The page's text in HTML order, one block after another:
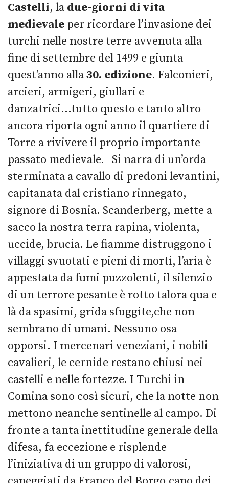
Castelli, la due-giorni di vita
medievale per ricordare l’invasione dei
turchi nelle nostre terre avvenuta alla
fine di settembre del 1499 e giunta
quest’anno alla30. edizione. Falconieri,
arcieri, armigeri, giullari e
danzatrici...tutto questo e tanto altro
ancora riporta ogni anno il quartiere di
Torre a rivivere il proprio importante
passato medievale. Si narra di un’orda
sterminata a cavallo di predoni levantini,
capitanata dal cristiano rinnegato,
signore di Bosnia. Scanderberg, mette a
sacco la nostra terra rapina, violenta,
uccide, brucia. Le fiamme distruggono i
villaggi svuotati e pieni di morti, l’aria è
appestata da fumi puzzolenti, il silenzio
di un terrore pesante è rotto talora qua e
là da spasimi, grida sfuggite,che non
sembrano di umani. Nessuno osa
opporsi. I mercenari veneziani, i nobili
cavalieri, le cernide restano chiusi nei
castelli e nelle fortezze. I Turchi in
Comina sono così sicuri, che la notte non
mettono neanche sentinelle al campo. Di
fronte a tanta inettitudine generale della
difesa, fa eccezione e risplende
l’iniziativa di un gruppo di valorosi,